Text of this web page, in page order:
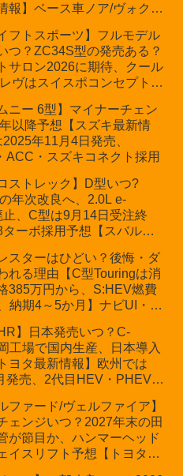
報】ベース車ノア/ヴォクシ
」と「ツール」、デリカ
クロスオーバーSUVミニバ
フトスポーツ】フルモデル
つ？ZC34S型の発売ある？
サロン2026に期待、クール
ヴはスイスポコンセプト
スズキ最新情報】特別仕様
Final Edition」終了
ニー 6型】マイナーチェン
以降予想【スズキ最新情
年11月4日発売、
・スズキコネクト採用
ストレック】D型いつ?
年次改良へ、2.0L e-
止、C型は9月14日受注終
ーボ採用予想【スバル最
スターはひどい？後悔・ダ
れる理由【C型Touringは消
385万円から、S:HEV燃費
納期4～5か月】ナビUI・冬
イヤーとJNCAP大賞受賞後
点
】日本発売いつ？C-
工場で国内生産、日本導入
ヨタ最新情報】欧州では
発売、2代目HEV・PHEVは
ファード/ヴェルファイア】
ェンジいつ？2027年末の田
が節目か、ハンマーヘッド
イスリフト予想【トヨタ最